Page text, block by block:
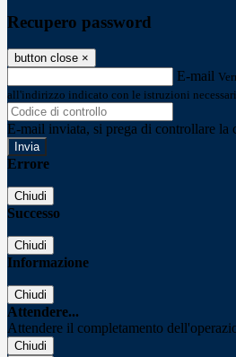
Recupero password
button close ×
E-mail
all'indirizzo indicato con le istruzioni
E-mail inviata, si prega di controllare la
Errore
Chiudi
Successo
Chiudi
Informazione
Chiudi
Attendere...
Attendere il completamento
Chiudi